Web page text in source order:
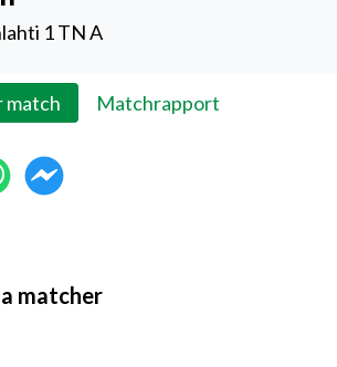
1 TN A
match Matchrapport
matcher